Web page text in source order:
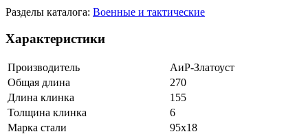
Разделы каталога: Военные и тактические
Характеристики
Производитель
АиР-Златоуст
Общая длина
270
Длина клинка
155
Толщина клинка
6
Марка стали
95х18